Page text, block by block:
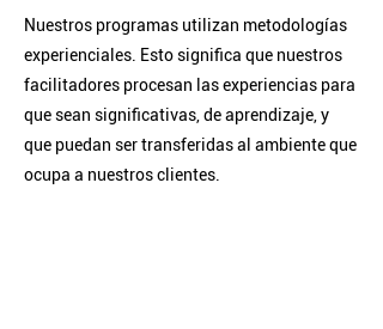
Nuestros programas utilizan metodologías
experienciales. Esto significa que nuestros
facilitadores procesan las experiencias para
que sean significativas, de aprendizaje, y
que puedan ser transferidas al ambiente que
ocupa a nuestros clientes.